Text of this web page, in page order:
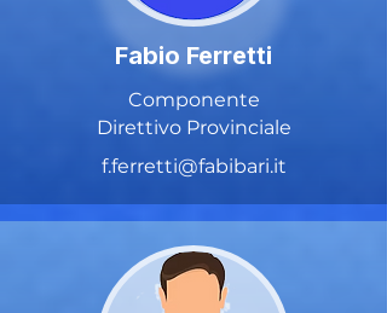
Fabio Ferretti
Componente
Direttivo Provinciale
f.ferretti@fabibari.it